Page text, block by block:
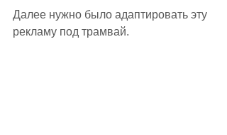
Далее нужно было адаптировать эту
рекламу под трамвай.